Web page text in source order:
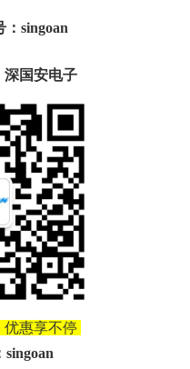
：singoan
深国安电子
优惠享不停
singoan